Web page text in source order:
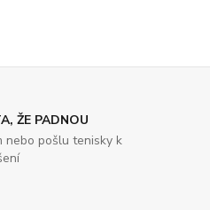
ŽE PADNOU
nebo pošlu tenisky k